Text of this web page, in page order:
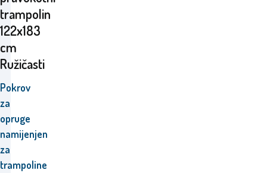
trampolin
122x183
cm
Ružičasti
Pokrov
za
opruge
namijenjen
za
trampoline